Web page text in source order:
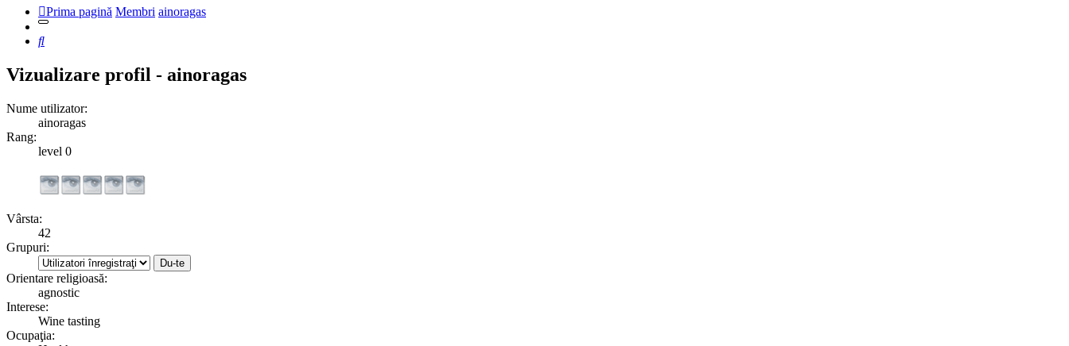
Prima pagină Membri ainoragas
Căutare
Vizualizare profil - ainoragas
Nume utilizator:
ainoragas
Rang:
level 0
Vârsta:
42
Grupuri:
Orientare religioasă:
agnostic
Interese:
Wine tasting
Ocupaţia: